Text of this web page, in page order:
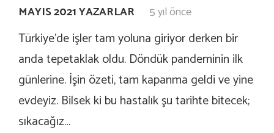
MAYIS 2021 YAZARLAR 5 yıl önce
Türkiye’de işler tam yoluna giriyor derken bir
anda tepetaklak oldu. Döndük pandeminin ilk
günlerine. İşin özeti, tam kapanma geldi ve yine
evdeyiz. Bilsek ki bu hastalık şu tarihte bitecek;
sıkacağız…